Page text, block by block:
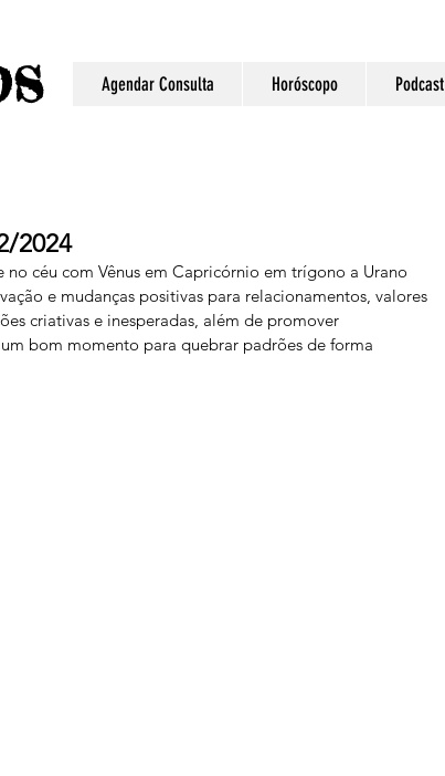
S Agendar Consulta Horóscopo Podcast
2024
céu com Vênus em Capricórnio em trígono a Urano
e mudanças positivas para relacionamentos, valores
criativas e inesperadas, além de promover
bom momento para quebrar padrões de forma